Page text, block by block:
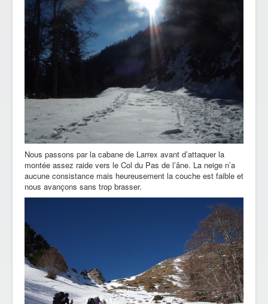
Nous passons par la cabane de Larrex avant d’attaquer la
montée assez raide vers le Col du Pas de l’âne. La neige n’a
aucune consistance mais heureusement la couche est faible et
nous avançons sans trop brasser.